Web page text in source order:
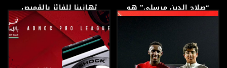
“صلاح الدين مرسلي” هو
فائزنا المحظوظ
7 مايو، 2026
تهانينا للفائز بالقميص
الحصري